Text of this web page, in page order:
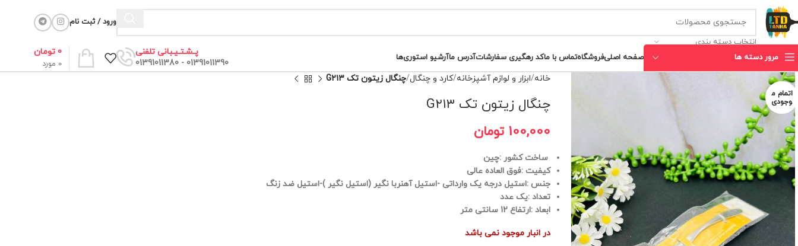
انتخاب دسته بندی
ورود / ثبت نام
مرور دسته ها صفحه اصلیفروشگاهتماس با ماکد رهگیری سفارشاتآدرس ماآرشیو استوری‌ها
پـشـتـیـبانی تلفنی
01391011390 - 01391011380
0 مورد
0 تومان
اتمام م
وجودی
خانه ابزار و لوازم آشپزخانه کارد و چنگال چنگال زیتون تک G۲۱۳
چنگال زیتون تک G۲۱۳
100,000 تومان
ساخت کشور :چین
کیفیت :فوق العاده عالی
جنس :استیل درجه یک وارداتی -استیل آهنربا نگیر (استیل نگیر )-استیل ضد زنگ
تعداد :یک عدد
ابعاد :ارتفاع 12 سانتی متر
در انبار موجود نمی باشد